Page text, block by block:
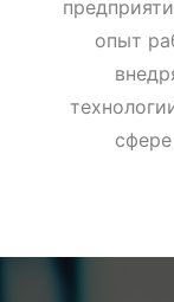
опыт